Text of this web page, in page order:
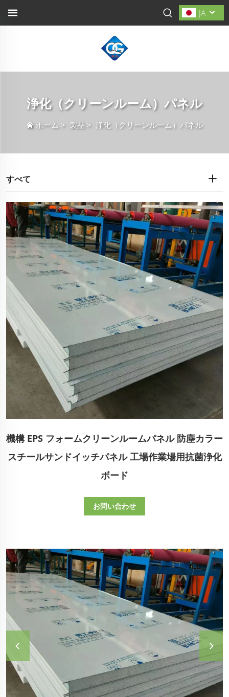
JA
浄化（クリーンルーム）パネル
ホーム > 製品 > 浄化（クリーンルーム）パネル
すべて
機構 EPS フォームクリーンルームパネル 防塵カラー
スチールサンドイッチパネル 工場作業場用抗菌浄化
ボード
お問い合わせ